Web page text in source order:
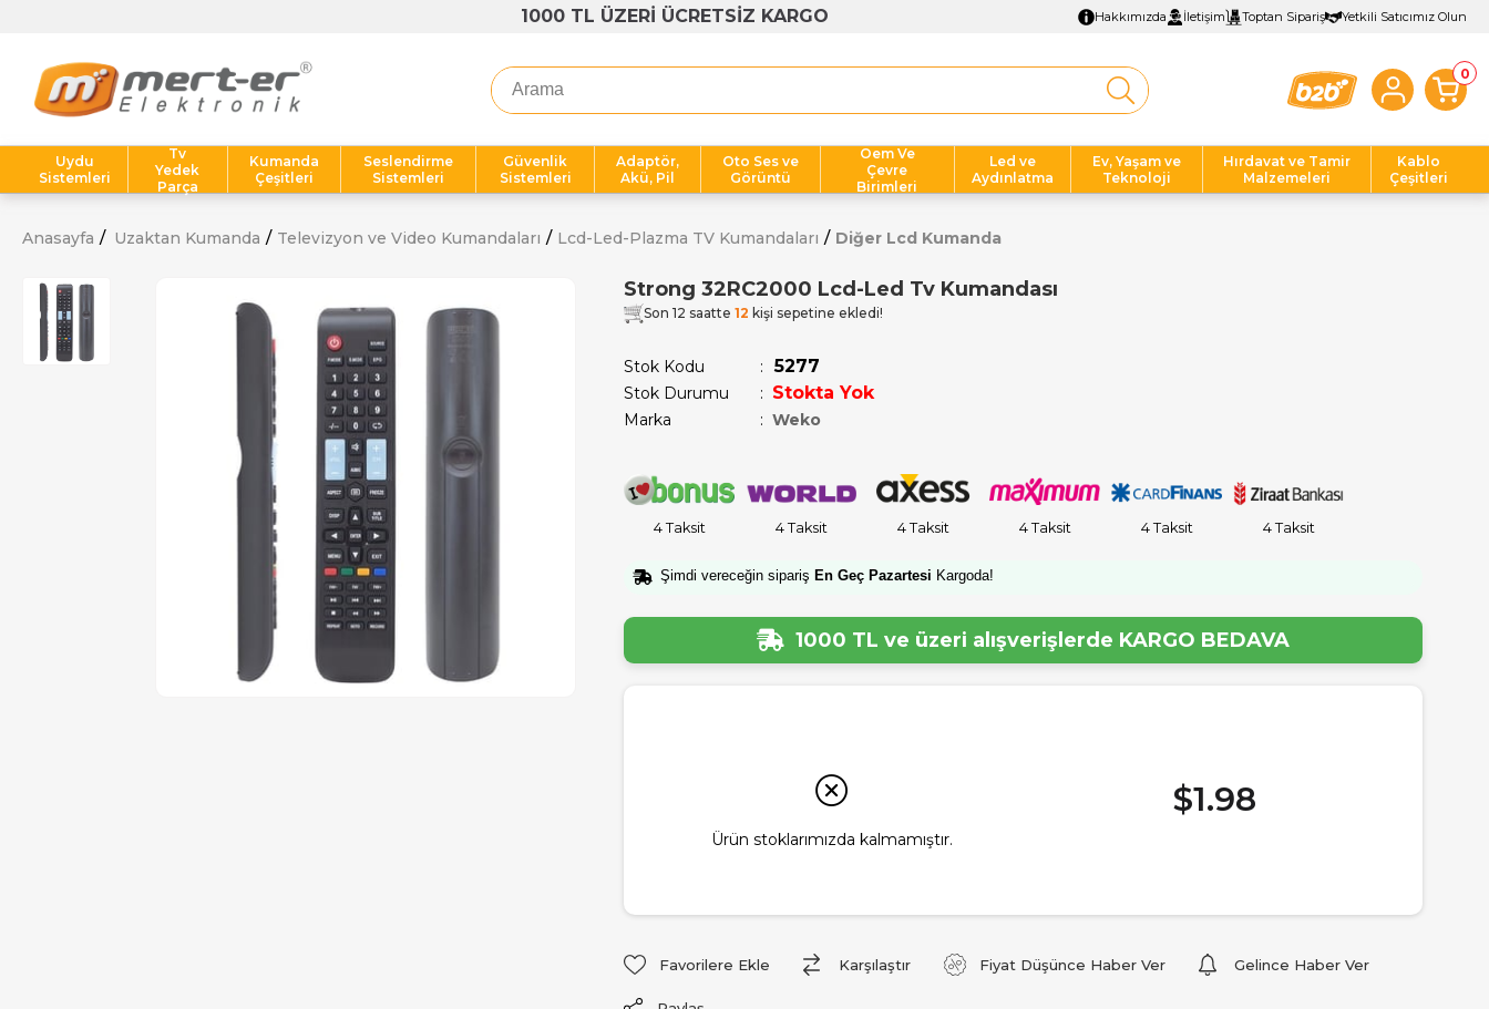
1000 TL ÜZERİ ÜCRETSİZ KARGO Hakkımızda İletişim Toptan Sipariş Yetkili Satıcımız Olun
0
Uydu
Sistemleri
Tv
Yedek
Parça
Kumanda
Çeşitleri
Seslendirme
Sistemleri
Güvenlik
Sistemleri
Adaptör,
Akü, Pil
Oto Ses ve
Görüntü
Oem Ve
Çevre
Birimleri
Led ve
Aydınlatma
Ev, Yaşam ve
Teknoloji
Hırdavat ve Tamir
Malzemeleri
Kablo
Çeşitleri
Anasayfa Uzaktan Kumanda Televizyon ve Video Kumandaları Lcd-Led-Plazma TV Kumandaları Diğer Lcd Kumanda
Strong 32RC2000 Lcd-Led Tv Kumandası
Son 12 saatte 12 kişi sepetine ekledi!
Stok Kodu 5277
Stok Durumu : Stokta Yok
Marka : Weko
4 Taksit 4 Taksit 4 Taksit 4 Taksit 4 Taksit 4 Taksit
Şimdi vereceğin sipariş En Geç Pazartesi Kargoda!
1000 TL ve üzeri alışverişlerde KARGO BEDAVA
Ürün stoklarımızda kalmamıştır.
$1.98
Favorilere Ekle Karşılaştır Fiyat Düşünce Haber Ver Gelince Haber Ver